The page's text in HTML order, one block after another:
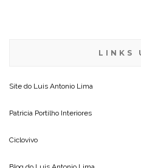
LINKS
Site do Luis Antonio Lima
Patricia Portilho Interiores
Ciclovivo